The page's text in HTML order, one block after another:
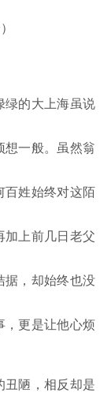
的大上海虽说
一般。虽然翁
百姓始终对这陌
上前几日老父
据，却始终也没
，更是让他心烦
陋，相反却是